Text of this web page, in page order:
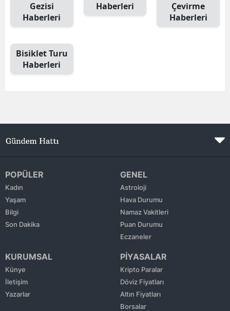
Gümüşhane
Kars
Kastamonu
Kayseri
Kırklareli
Kırşehir
Konya
Kütahya
Gezisi
Haberleri
Haberleri
Çevirme
Haberleri
Bisiklet Turu
Haberleri
POPÜLER
Kadın
Yaşam
Bilgi
Son Dakika
GENEL
Astroloji
Hava Durumu
Namaz Vakitleri
Puan Durumu
Eczaneler
KURUMSAL
Künye
İletişim
Yazarlar
PİYASALAR
Kripto Paralar
Döviz Fiyatları
Altın Fiyatları
Borsalar